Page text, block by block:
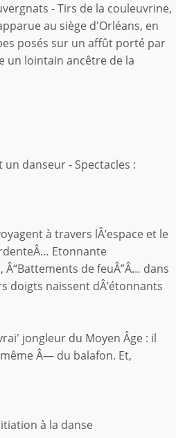
- Tirs de la couleuvrine,
au siège d'Orléans, en
posés sur un affût porté par
un lointain ancêtre de la
danseur - Spectacles :
à travers lÂ’espace et le
Etonnante
de feuÂ”Â… dans
doigts naissent dÂ’étonnants
jongleur du Moyen Âge : il
Â— du balafon. Et,
à la danse